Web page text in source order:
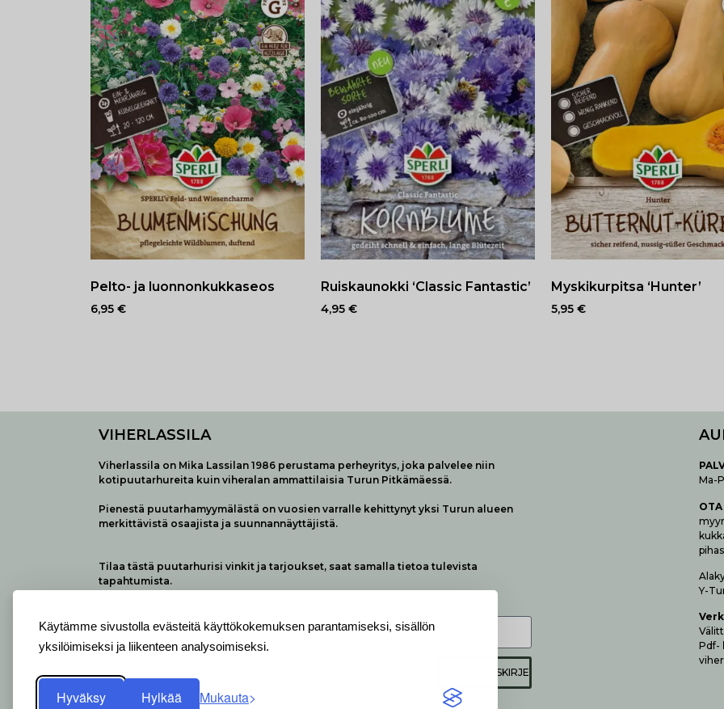
Käytämme sivustolla evästeitä käyttökokemuksen parantamiseksi, sisällön
yksilöimiseksi ja liikenteen analysoimiseksi.
Hyväksy Hylkää Mukauta
Pelto- ja luonnonkukkaseos
6,95 €
Ruiskaunokki ‘Classic Fantastic’
4,95 €
Myskikurpitsa ‘Hunter’
5,95 €
VIHERLASSILA
Viherlassila on Mika Lassilan 1986 perustama perheyritys, joka palvelee niin
kotipuutarhureita kuin viheralan ammattilaisia Turun Pitkämäessä.
Pienestä puutarhamyymälästä on vuosien varralle kehittynyt yksi Turun alueen
merkittävistä osaajista ja suunnannäyttäjistä.
Tilaa tästä puutarhurisi vinkit ja tarjoukset, saat samalla tietoa tulevista
tapahtumista.
TILAA UUTISKIRJE
P
Ma-
Y-
Pdf-